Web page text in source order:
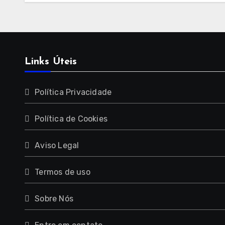
Links Úteis
Política Privacidade
Política de Cookies
Aviso Legal
Termos de uso
Sobre Nós